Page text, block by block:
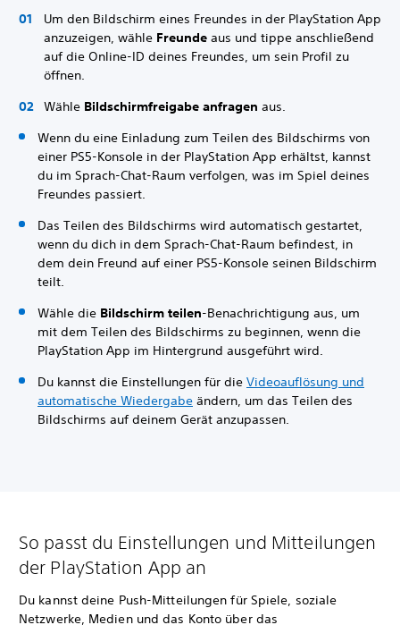
Um den Bildschirm eines Freundes in der PlayStation App
anzuzeigen, wähle Freunde aus und tippe anschließend
auf die Online-ID deines Freundes, um sein Profil zu
öffnen.
Wähle Bildschirmfreigabe anfragen aus.
Wenn du eine Einladung zum Teilen des Bildschirms von
einer PS5-Konsole in der PlayStation App erhältst, kannst
du im Sprach-Chat-Raum verfolgen, was im Spiel deines
Freundes passiert.
Das Teilen des Bildschirms wird automatisch gestartet,
wenn du dich in dem Sprach-Chat-Raum befindest, in
dem dein Freund auf einer PS5-Konsole seinen Bildschirm
teilt.
Wähle die Bildschirm teilen-Benachrichtigung aus, um
mit dem Teilen des Bildschirms zu beginnen, wenn die
PlayStation App im Hintergrund ausgeführt wird.
Du kannst die Einstellungen für die Videoauflösung und
automatische Wiedergabe ändern, um das Teilen des
Bildschirms auf deinem Gerät anzupassen.
So passt du Einstellungen und Mitteilungen
der PlayStation App an
Du kannst deine Push-Mitteilungen für Spiele, soziale
Netzwerke, Medien und das Konto über das